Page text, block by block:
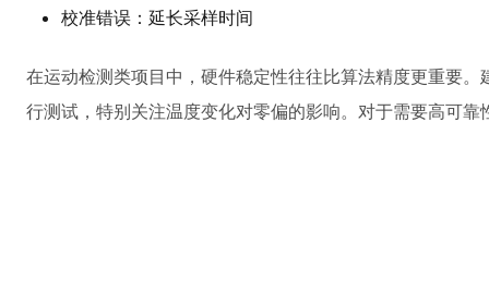
校准错误：延长采样时间
在运动检测类项目中，硬件稳定性往往比算法精度更重要
行测试，特别关注温度变化对零偏的影响。对于需要高可